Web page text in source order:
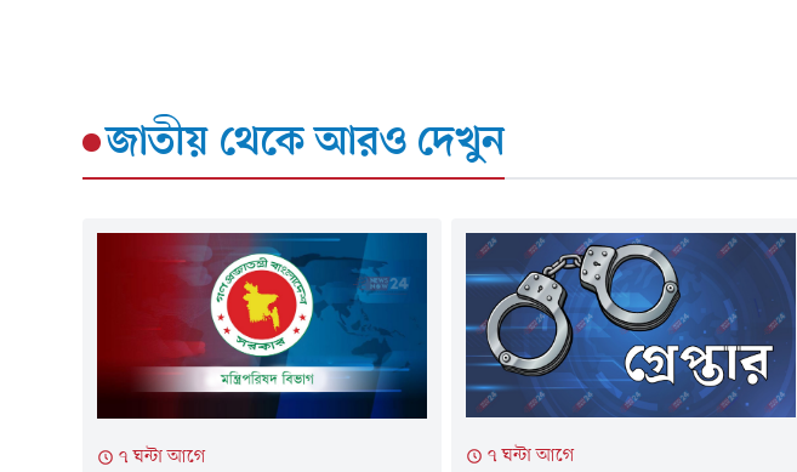
জাতীয় থেকে আরও দেখুন
৭ ঘন্টা আগে ৭ ঘন্টা আগে